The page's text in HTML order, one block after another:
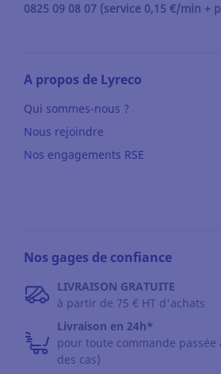
0825 09 08 07 (service 0,15 €/min +
A propos de Lyreco
Qui sommes-nous ?
Nous rejoindre
Nos engagements RSE
Nos gages de confiance
LIVRAISON GRATUITE
à partir de 75 € HT d'achats
Livraison en 24h*
pour toute commande passée
des cas)